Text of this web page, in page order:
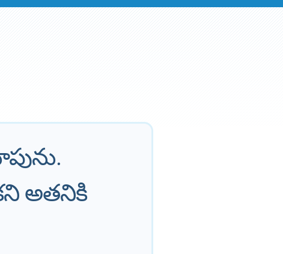
అతనికి